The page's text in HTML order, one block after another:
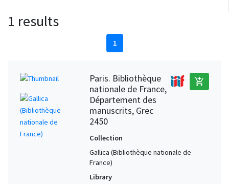
1 results
1
Paris. Bibliothèque
nationale de France,
Département des
manuscrits, Grec
2450
add_shopping_cart
Collection
Gallica (Bibliothèque nationale de
France)
Library